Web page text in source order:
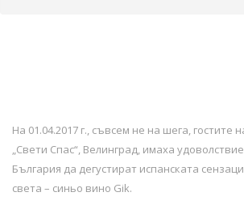
На 01.04.2017 г., съвсем не на шега, гостите
„Свети Спас“, Велинград, имаха
България да дегустират испанската сен
света – синьо вино Gik.